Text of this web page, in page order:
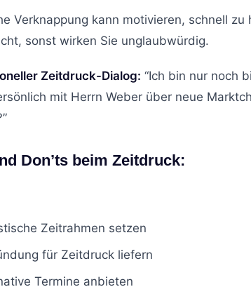
Verknappung kann motivieren, schnell
sonst wirken Sie unglaubwürdig.
Zeitdruck-Dialog: “Ich bin nur noch
mit Herrn Weber über neue
Don’ts beim Zeitdruck:
Zeitrahmen setzen
für Zeitdruck liefern
Termine anbieten